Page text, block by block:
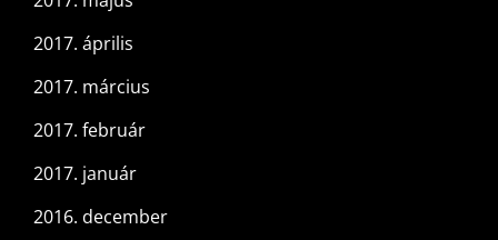
2017. április
2017. március
2017. február
2017. január
2016. december